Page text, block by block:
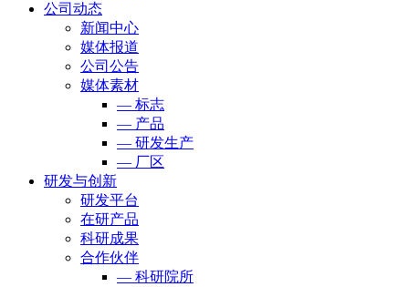
公司动态
新闻中心
媒体报道
公司公告
媒体素材
— 标志
— 产品
— 研发生产
— 厂区
研发与创新
研发平台
在研产品
科研成果
合作伙伴
— 科研院所